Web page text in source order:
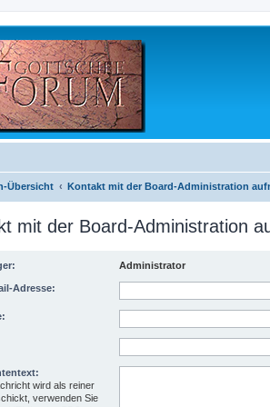
Übersicht Kontakt mit der Board-Administration
mit der Board-Administration
Administrator
Adresse:
wird als reiner
verwenden Sie